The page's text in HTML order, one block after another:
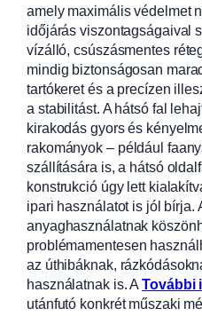
amely maximális védelmet
időjárás viszontagságaival
vízálló, csúszásmentes
mindig biztonságosan
tartókeret és a precízen illes
a stabilitást. A hátsó fal
kirakodás gyors és
rakományok – például faany
szállítására is, a hátsó
konstrukció úgy lett
ipari használatot is jól bírja.
anyaghasználatnak
problémamentesen
az úthibáknak,
használatnak is. ATovábbi
utánfutó konkrét műszaki